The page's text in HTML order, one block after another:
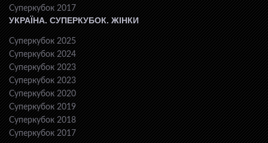
Суперкубок 2017
УКРАЇНА. СУПЕРКУБОК. ЖІНКИ
Суперкубок 2025
Суперкубок 2024
Суперкубок 2023
Суперкубок 2023
Суперкубок 2020
Суперкубок 2019
Суперкубок 2018
Суперкубок 2017